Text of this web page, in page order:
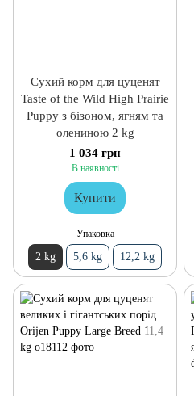
Сухий корм для цуценят
Taste of the Wild High Prairie
Puppy з бізоном, ягням та
олениною 2 kg
1 034 грн
В наявності
Купити
Упаковка
2 kg 5,6 kg 12,2 kg